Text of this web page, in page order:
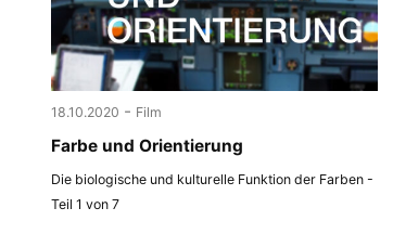
18.10.2020 - Film
Farbe und Orientierung
Die biologische und kulturelle Funktion der Farben -
Teil 1 von 7